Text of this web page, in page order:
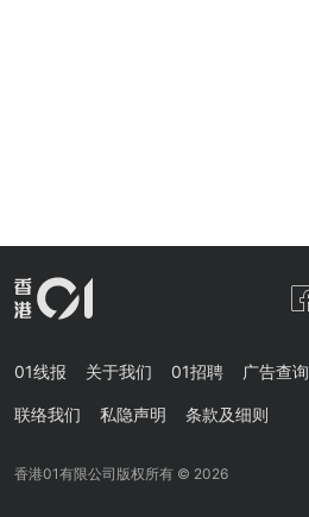
01线报 关于我们 01招聘 广告查询
联络我们 私隐声明 条款及细则
香港01有限公司版权所有 © 2026